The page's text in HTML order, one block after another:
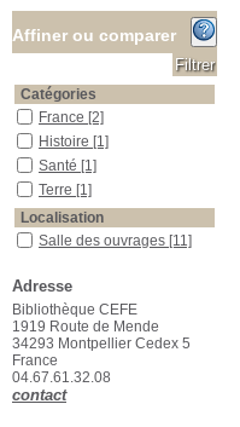
Affiner ou comparer
Catégories
FranceFrance [2]
Histoire
Histoire [1]
SantéSanté [1]
TerreTerre [1]
Localisation
Salle des ouvrages
Salle des ouvrages [11]
Houérou
Section
01_Agriculture
01_Agriculture[1]
02_Pastoralisme
02_Pastoralisme
05_Cartographie
05_Cartographie
07_Climatologie
07_Climatologie
Adresse
Bibliothèque CEFE
1919 Route de Mende
34293 Montpellier Cedex 5
France
04.67.61.32.08
contact